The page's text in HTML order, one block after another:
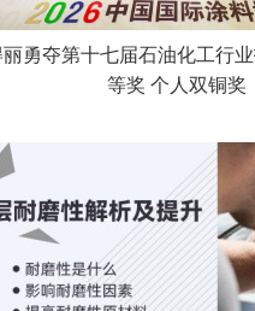
丽勇夺第十七届石油化工行
等奖 个人双铜奖